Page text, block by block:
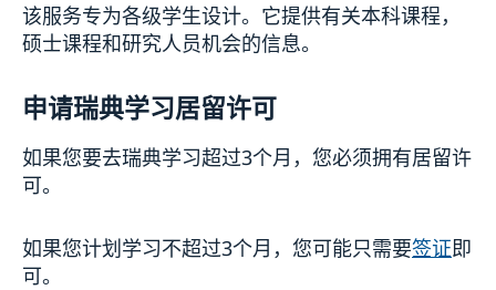
贸易与推广
企业社会责任(CSR)中心
贸易障碍
该服务专为各级学生设计。它提供有关本科课程，
硕士课程和研究人员机会的信息。
申请瑞典学习居留许可
如果您要去瑞典学习超过3个月，您必须拥有居留许
可。
如果您计划学习不超过3个月，您可能只需要签证即
可。